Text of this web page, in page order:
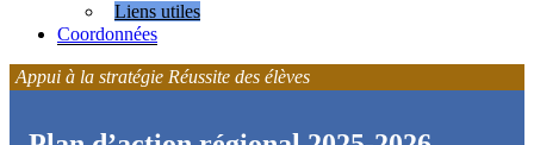
Liens utiles
Coordonnées
Appui à la stratégie Réussite des élèves